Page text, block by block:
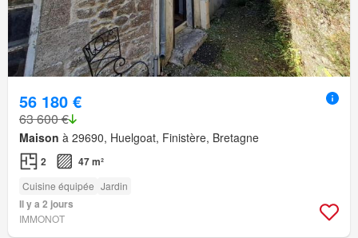
56 180 €
63 600 €
Maison à 29690, Huelgoat, Finistère, Bretagne
2 47 m²
Cuisine équipée Jardin
Il y a 2 jours
IMMONOT